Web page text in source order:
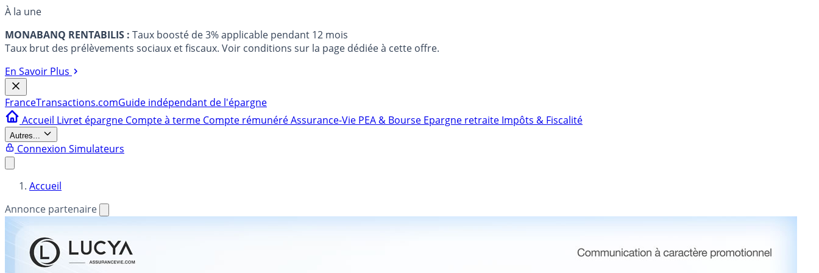
À la une
MONABANQ RENTABILIS : Taux boosté de 3% applicable pendant 12 mois
Taux brut des prélèvements sociaux et fiscaux. Voir conditions sur la page dédiée à cette offre.
En Savoir Plus
FranceTransactions.comGuide indépendant de l'épargne
Accueil Livret épargne Compte à terme Compte rémunéréAssurance-Vie PEA & Bourse Epargne retraite Impôts & Fiscalité
Autres...
Connexion Simulateurs
Accueil
Annonce partenaire